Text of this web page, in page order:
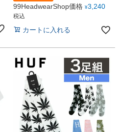
99HeadwearShop価格 ¥3,240
税込
カートに入れる